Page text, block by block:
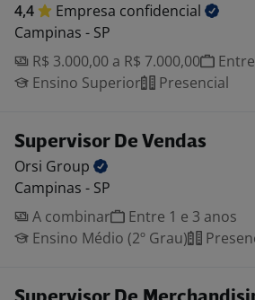
4,4 Empresa confidencial
Campinas - SP
R$ 3.000,00 a R$ 7.000,00
Ensino Superior
Presencial
Supervisor De Vendas
Orsi Group
Campinas - SP
A combinar
Entre 1 e 3 anos
Ensino Médio (2º Grau)